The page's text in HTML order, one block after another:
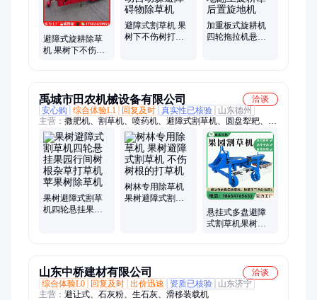
避障式旋耕除草
机 果树下不伤树
避障式割草机 果
树下不伤树打草
加重板式旋耕机
四轮拖拉机悬挂
禹城市田农机械设备有限公司
洽谈
安心购
综合体验L1 回复及时 真实性已核验
山东德州
主营： 撒肥机、割草机、喷药机、避障式割草机、圆盘犁耙、吸
粮机、平地机
果树避障式割草
机四轮悬挂果园
树林专用除草机
果树避障式割草
悬挂式多盘避障
式割草机果树园
山东中桥建材有限公司
洽谈
综合体验L0
回复及时 出价迅速 资质已核验
山东济宁
主营： 避让式、石灰粉、生石灰、滑移装载机